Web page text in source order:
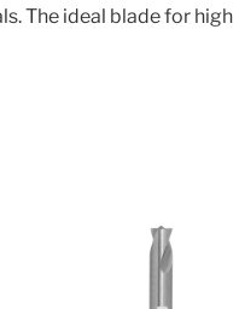
The ideal blade for high